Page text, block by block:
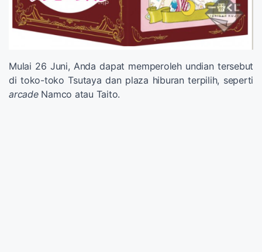
Mulai 26 Juni, Anda dapat memperoleh undian tersebut
di toko-toko Tsutaya dan plaza hiburan terpilih, seperti
arcadeNamco atau Taito.